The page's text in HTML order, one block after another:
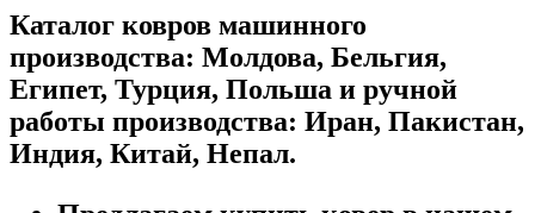
Каталог ковров машинного
производства: Молдова, Бельгия,
Египет, Турция, Польша и ручной
работы производства: Иран, Пакистан,
Индия, Китай, Непал.